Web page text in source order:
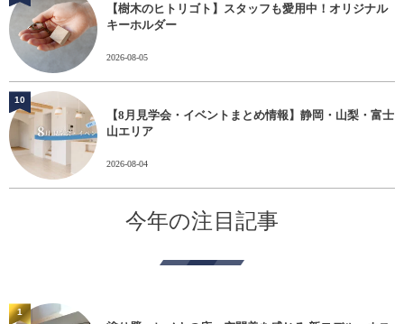
【樹木のヒトリゴト】スタッフも愛用中！オリジナル
キーホルダー
2026-08-05
【8月見学会・イベントまとめ情報】静岡・山梨・富士
山エリア
2026-08-04
10
今年の注目記事
1